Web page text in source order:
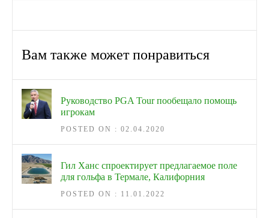
Вам также может понравиться
Руководство PGA Tour пообещало помощь
игрокам
POSTED ON : 02.04.2020
Гил Ханс спроектирует предлагаемое поле
для гольфа в Термале, Калифорния
POSTED ON : 11.01.2022